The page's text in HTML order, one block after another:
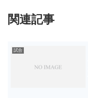
関連記事
試合